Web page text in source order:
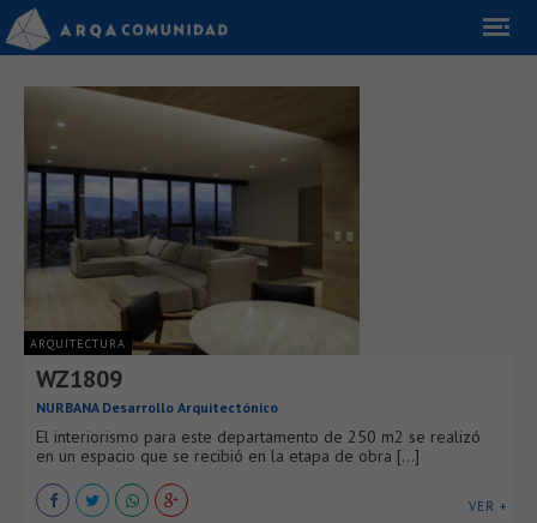
ARQUITECTURA
WZ1809
NURBANA Desarrollo Arquitectónico
El interiorismo para este departamento de 250 m2 se realizó
en un espacio que se recibió en la etapa de obra [...]
VER +